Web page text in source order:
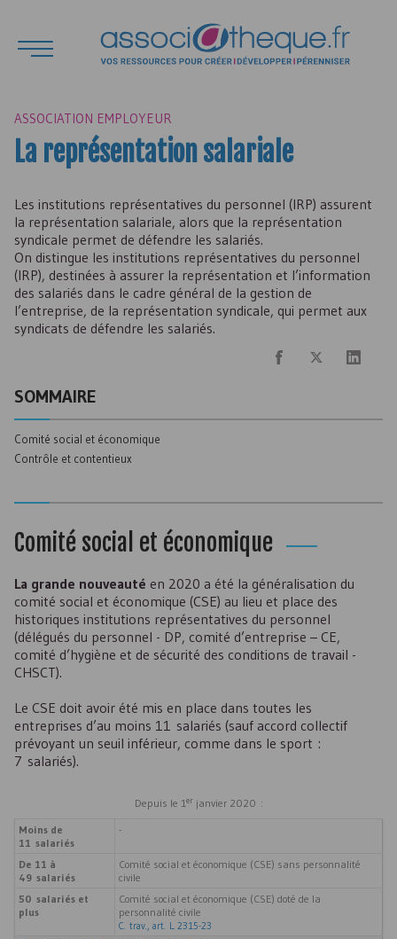
ASSOCIATION EMPLOYEUR
La représentation salariale
Les institutions représentatives du personnel (IRP) assurent
la représentation salariale, alors que la représentation
syndicale permet de défendre les salariés.
On distingue les institutions représentatives du personnel
(IRP), destinées à assurer la représentation et l’information
des salariés dans le cadre général de la gestion de
l’entreprise, de la représentation syndicale, qui permet aux
syndicats de défendre les salariés.
SOMMAIRE
Comité social et économique
Contrôle et contentieux
Comité social et économique
La grande nouveauté en 2020 a été la généralisation du
comité social et économique (CSE) au lieu et place des
historiques institutions représentatives du personnel
(délégués du personnel - DP, comité d’entreprise – CE,
comité d’hygiène et de sécurité des conditions de travail -
CHSCT).
Le CSE doit avoir été mis en place dans toutes les
entreprises d’au moins 11 salariés (sauf accord collectif
prévoyant un seuil inférieur, comme dans le sport :
7 salariés).
Depuis le 1erjanvier 2020 :
Moins de
11 salariés
-
De 11 à
49 salariés
Comité social et économique (CSE) sans personnalité
civile
50 salariés et
plus
Comité social et économique (CSE) doté de la
personnalité civile
C. trav., art. L. 2315-23